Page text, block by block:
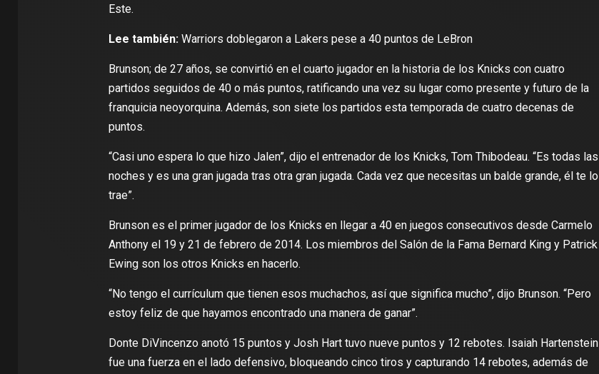
Este.
Lee también: Warriors doblegaron a Lakers pese a 40 puntos de LeBron
Brunson; de 27 años, se convirtió en el cuarto jugador en la historia de los Knicks con cuatro
partidos seguidos de 40 o más puntos, ratificando una vez su lugar como presente y futuro de la
franquicia neoyorquina. Además, son siete los partidos esta temporada de cuatro decenas de
puntos.
“Casi uno espera lo que hizo Jalen”, dijo el entrenador de los Knicks, Tom Thibodeau. “Es todas las
noches y es una gran jugada tras otra gran jugada. Cada vez que necesitas un balde grande, él te lo
trae”.
Brunson es el primer jugador de los Knicks en llegar a 40 en juegos consecutivos desde Carmelo
Anthony el 19 y 21 de febrero de 2014. Los miembros del Salón de la Fama Bernard King y Patrick
Ewing son los otros Knicks en hacerlo.
“No tengo el currículum que tienen esos muchachos, así que significa mucho”, dijo Brunson. “Pero
estoy feliz de que hayamos encontrado una manera de ganar”.
Donte DiVincenzo anotó 15 puntos y Josh Hart tuvo nueve puntos y 12 rebotes. Isaiah Hartenstein
fue una fuerza en el lado defensivo, bloqueando cinco tiros y capturando 14 rebotes, además de